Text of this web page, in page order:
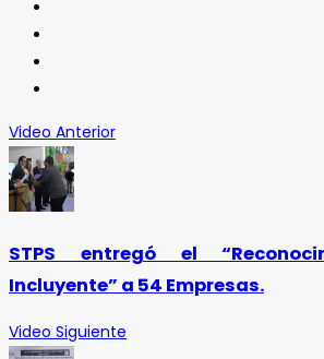
Video Anterior
STPS entregó el
Incluyente” a 54 Empresas.
Video Siguiente